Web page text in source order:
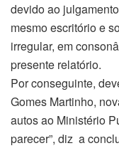
devido ao
mesmo escritório e
irregular, em
presente relatório.
Por conseguinte,
Gomes Martinho,
autos ao Ministério
parecer”, diz a